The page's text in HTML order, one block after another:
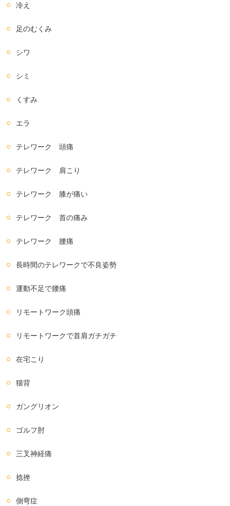
冷え
足のむくみ
シワ
シミ
くすみ
エラ
テレワーク 頭痛
テレワーク 肩こり
テレワーク 膝が痛い
テレワーク 首の痛み
テレワーク 腰痛
長時間のテレワークで不良姿勢
運動不足で腰痛
リモートワーク頭痛
リモートワークで首肩ガチガチ
在宅こり
猫背
ガングリオン
ゴルフ肘
三叉神経痛
捻挫
側弯症